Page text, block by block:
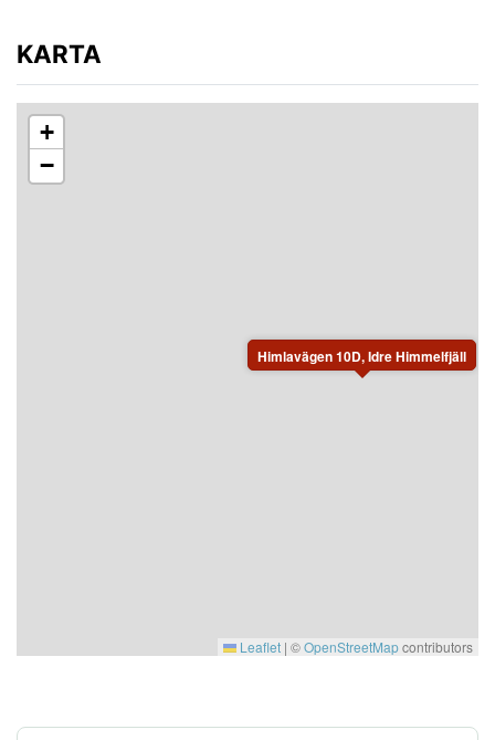
KARTA
Himlavägen 10D, Idre Himmelfjäll
+
−
Leaflet | ©OpenStreetMapcontributors